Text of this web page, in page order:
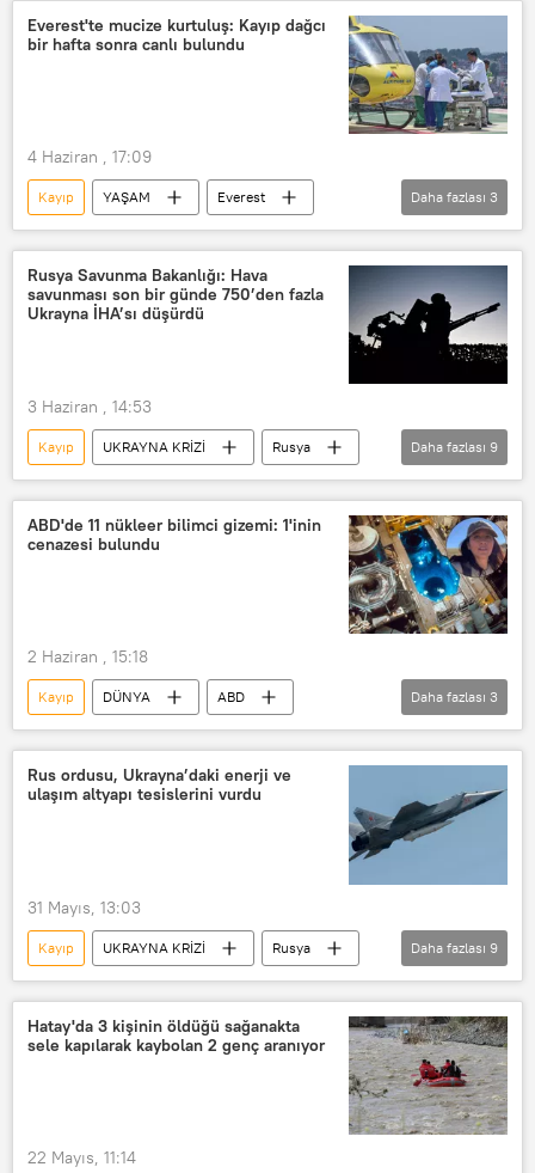
Everest'te mucize kurtuluş: Kayıp dağcı
bir hafta sonra canlı bulundu
4 Haziran , 17:09
Kayıp YAŞAM
Everest
Nepal
Dağcı
Arama kurtarma
Daha fazlası 3
Rusya Savunma Bakanlığı: Hava
savunması son bir günde 750’den fazla
Ukrayna İHA’sı düşürdü
3 Haziran , 14:53
Kayıp UKRAYNA KRİZİ
Rusya
Rusya Savunma Bakanlığı
Ukrayna
Donbass
Ukrayna Silahlı Kuvvetleri
Rus ordusu
Daha fazlası 9
ABD'de 11 nükleer bilimci gizemi: 1'inin
cenazesi bulundu
2 Haziran , 15:18
Kayıp DÜNYA
ABD
Bilim insanı
Nükleer FBI
Daha fazlası 3
Rus ordusu, Ukrayna’daki enerji ve
ulaşım altyapı tesislerini vurdu
31 Mayıs, 13:03
Kayıp UKRAYNA KRİZİ
Rusya
Rusya Savunma Bakanlığı
Rus ordusu
Ukrayna
Donbass
özel askeri harekat
Zaporojye Nükleer Güç Santrali
Daha fazlası 9
Hatay'da 3 kişinin öldüğü sağanakta
sele kapılarak kaybolan 2 genç aranıyor
22 Mayıs, 11:14